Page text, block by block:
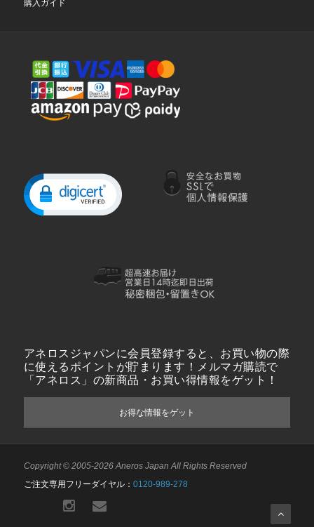
購入ガイド
アネロスジャパンに会員登録すると、お買い物の際
に使えるポイントが貯まります！メルマガ購読で
「アネロス」の新商品・お買い得情報をゲット！
お得な情報をゲット
Copyright © 2005-2026 Aneros Japan All Rights Reserved
ご注文専用フリーダイヤル： 0120-989-278